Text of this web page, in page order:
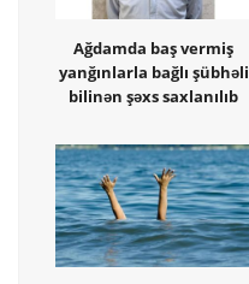
Ağdamda baş vermiş
yanğınlarla bağlı şübhəli
bilinən şəxs saxlanılıb